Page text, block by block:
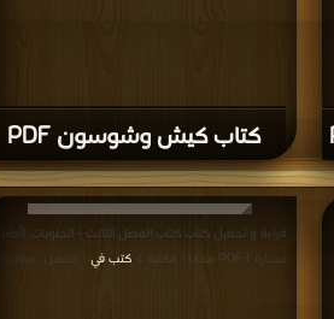
كتاب كيش وشوسون PDF
قراءة و تحميل كتاب كتاب الفصل الثالث - الحلويات (أطباق
مختارة ) PDF مجانا | مكتبة >
كتب في | التحميل : مرة/مرات